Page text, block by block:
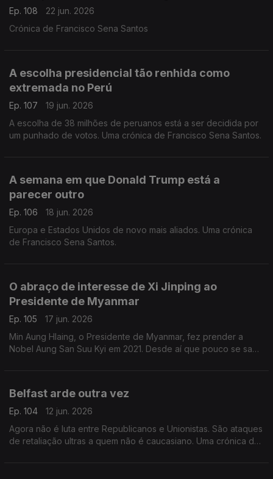
Ep. 108
22 jun. 2026
Crónica de Francisco Sena Santos
A escolha presidencial tão renhida como
extremada no Perú
Ep. 107
19 jun. 2026
A escolha de 38 milhões de peruanos está a ser decidida por
um punhado de votos. Uma crónica de Francisco Sena Santos.
A semana em que Donald Trump está a
parecer outro
Ep. 106
18 jun. 2026
Europa e Estados Unidos de novo mais aliados. Uma crónica
de Francisco Sena Santos.
O abraço de interesse de Xi Jinping ao
Presidente de Myanmar
Ep. 105
17 jun. 2026
Min Aung Hlaing, o Presidente de Myanmar, fez prender a
Nobel Aung San Suu Kyi em 2021. Desde aí que pouco se sabe
Belfast arde outra vez
Ep. 104
12 jun. 2026
Agora não é luta entre Republicanos e Unionistas. São ataques
de retaliação ultras a quem não é caucasiano. Uma crónica de